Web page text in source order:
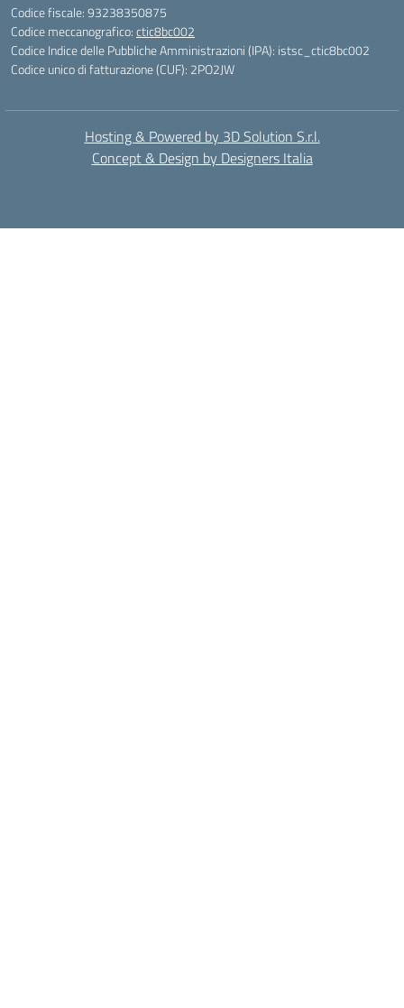
Codice fiscale: 93238350875
Codice meccanografico:ctic8bc002
Codice Indice delle Pubbliche Amministrazioni (IPA): istsc_ctic8bc002
Codice unico di fatturazione (CUF): 2PO2JW
Hosting & Powered by 3D Solution S.r.l.
Concept & Design by Designers Italia